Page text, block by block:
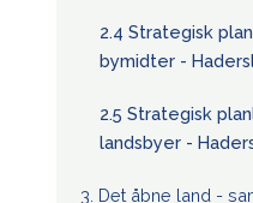
2.4 Strategisk
bymidter -
2.5 Strategisk
landsbyer -
3. Det åbne land -